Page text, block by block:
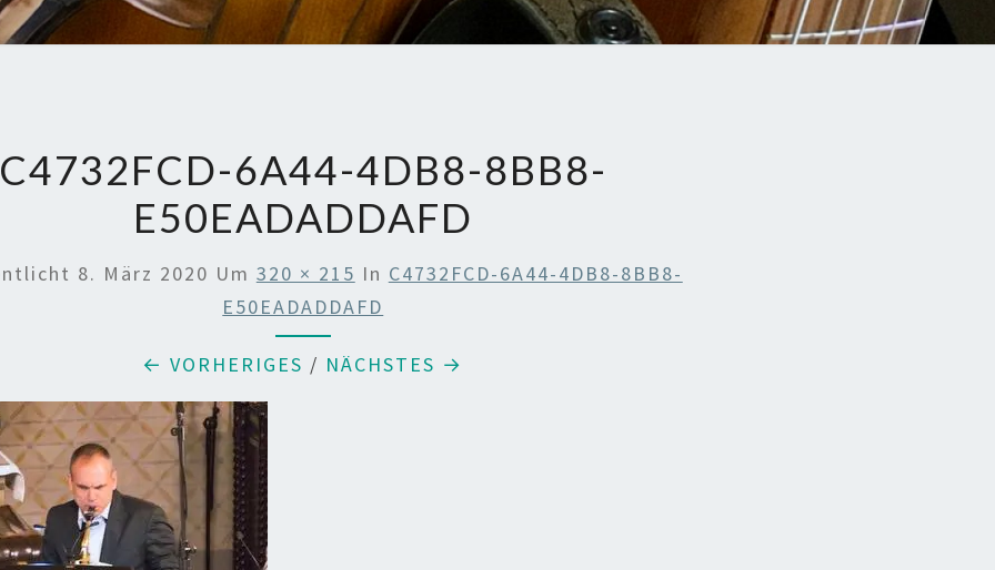
C4732FCD-6A44-4DB8-8BB8-
E50EADADDAFD
8. März 2020 Um 320 × 215 In C4732FCD-6A44-4DB8-8BB8-
E50EADADDAFD
← VORHERIGES / NÄCHSTES →